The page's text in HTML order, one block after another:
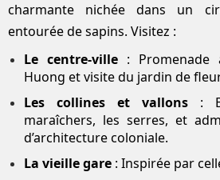
charmante nichée dans un
entourée de sapins. Visitez :
Le centre-ville : Promenade
Huong et visite du jardin de
Les collines et vallons :
maraîchers, les serres, et
d’architecture coloniale.
La vieille gare : Inspirée par